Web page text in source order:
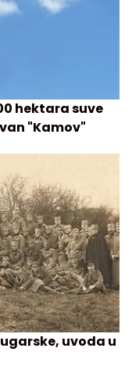
hektara suve
"Kamov"
uvoda u